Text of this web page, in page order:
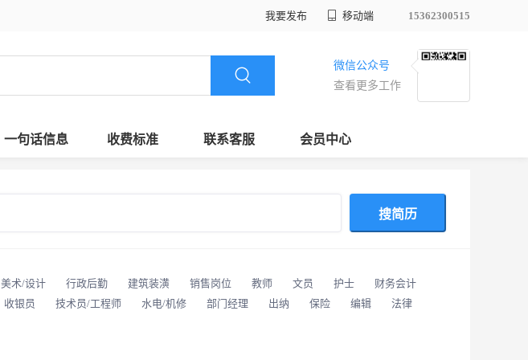
我要发布 移动端 15362300515
微信公众号
查看更多工作
一句话信息 收费标准 联系客服 会员中心
搜简历
美术/设计 行政后勤 建筑装潢 销售岗位 教师 文员 护士
财务会计
收银员 技术员/工程师 水电/机修 部门经理 出纳 保险 编辑
法律